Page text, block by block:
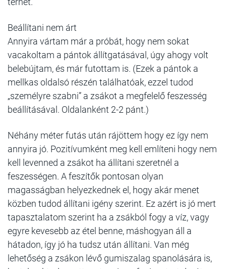
Beállítani nem árt
Annyira vártam már a próbát, hogy nem sokat
vacakoltam a pántok állítgatásával, úgy ahogy volt
belebújtam, és már futottam is. (Ezek a pántok a
mellkas oldalsó részén találhatóak, ezzel tudod
„személyre szabni” a zsákot a megfelelő feszesség
beállításával. Oldalanként 2-2 pánt.)
Néhány méter futás után rájöttem hogy ez így nem
annyira jó. Pozitívumként meg kell említeni hogy nem
kell levenned a zsákot ha állítani szeretnél a
feszességen. A feszítők pontosan olyan
magasságban helyezkednek el, hogy akár menet
közben tudod állítani igény szerint. Ez azért is jó mert
tapasztalatom szerint ha a zsákból fogy a víz, vagy
egyre kevesebb az étel benne, máshogyan áll a
hátadon, így jó ha tudsz után állítani. Van még
lehetőség a zsákon lévő gumiszalag spanolására is,